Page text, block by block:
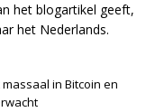
het blogartikel geeft,
het Nederlands.
in Bitcoin en